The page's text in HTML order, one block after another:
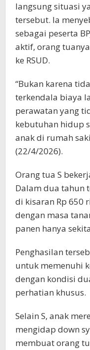
langsung situasi
tersebut. Ia
sebagai peserta
aktif, orang
ke RSUD.
“Bukan karena
terkendala biaya
perawatan yang
kebutuhan hidup
anak di rumah
(22/4/2026).
Orang tua S
Dalam dua tahun
di kisaran Rp 650
dengan masa
panen hanya
Penghasilan
untuk memenuhi
dengan kondisi
perhatian khusus.
Selain S, anak
mengidap down
membuat orang